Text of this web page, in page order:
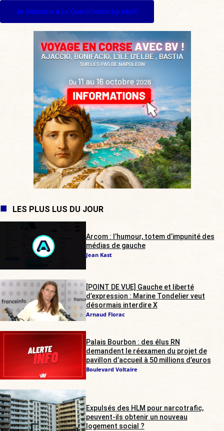
Je m'inscris à La Quotidienne (gratuit)
LES PLUS LUS DU JOUR
Arcom : l’humour, totem d’impunité des
médias de gauche
Jean Kast
[POINT DE VUE] Gauche et liberté
d’expression : Marine Tondelier veut
désormais interdire X
Arnaud Florac
Palais Bourbon : des élus RN
demandent le réexamen du projet de
pavillon d’accueil à 50 millions d’euros
Boulevard Voltaire
Expulsés des HLM pour narcotrafic,
peuvent-ils obtenir un nouveau
logement social ?